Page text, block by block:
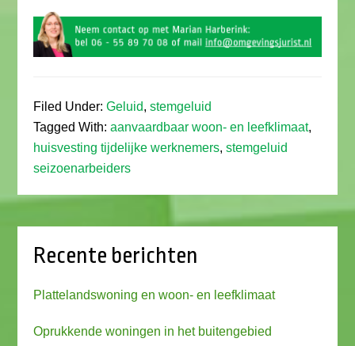
Filed Under:Geluid,stemgeluid
Tagged With:aanvaardbaar woon- en leefklimaat,
huisvesting tijdelijke werknemers,stemgeluid
seizoenarbeiders
Recente berichten
Plattelandswoning en woon- en leefklimaat
Oprukkende woningen in het buitengebied